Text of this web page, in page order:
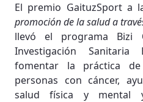
El premio GaituzSport a
promoción de la salud a
llevó el programa Bizi
Investigación
fomentar la práctica
personas con cáncer,
salud física y mental